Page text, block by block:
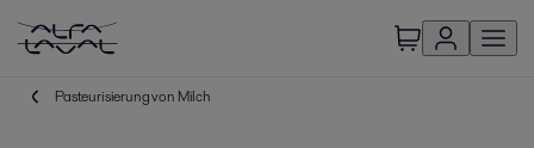
Pasteurisierung von Milch